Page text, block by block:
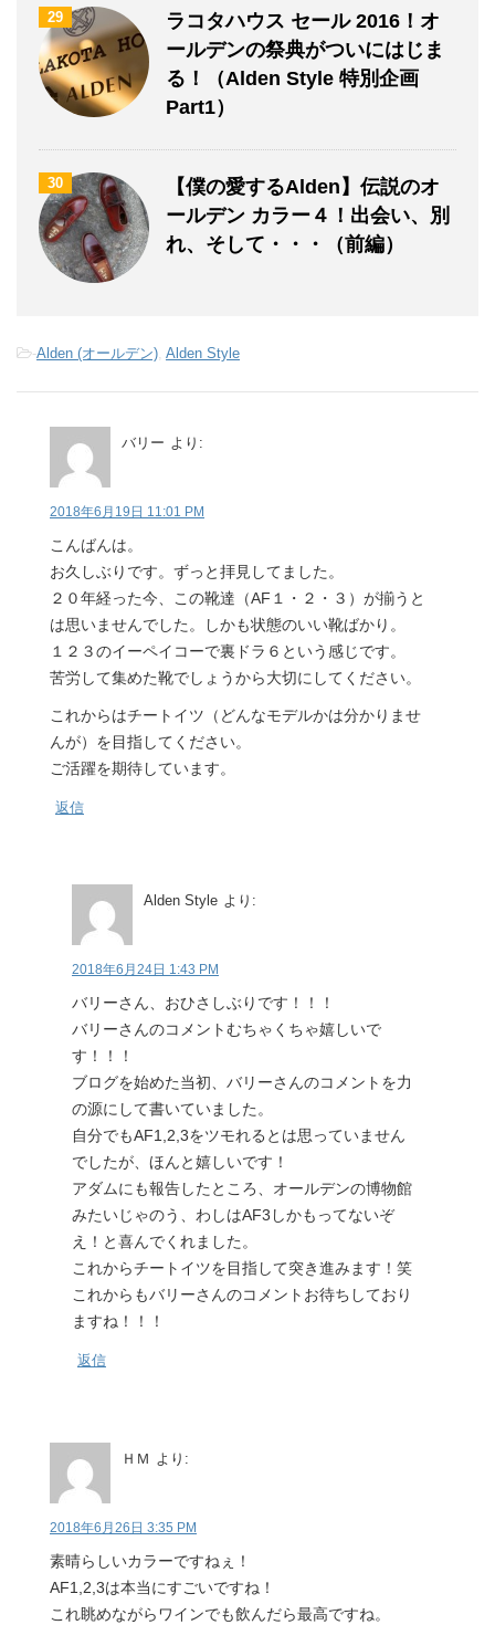
29
ラコタハウス セール 2016！オ
ールデンの祭典がついにはじま
る！（Alden Style 特別企画
Part1）
30
【僕の愛するAlden】伝説のオ
ールデン カラー４！出会い、別
れ、そして・・・（前編）
-Alden (オールデン), Alden Style
バリー より:
2018年6月19日 11:01 PM
こんばんは。
お久しぶりです。ずっと拝見してました。
２０年経った今、この靴達（AF１・２・３）が揃うと
は思いませんでした。しかも状態のいい靴ばかり。
１２３のイーペイコーで裏ドラ６という感じです。
苦労して集めた靴でしょうから大切にしてください。
これからはチートイツ（どんなモデルかは分かりませ
んが）を目指してください。
ご活躍を期待しています。
返信
Alden Style より:
2018年6月24日 1:43 PM
バリーさん、おひさしぶりです！！！
バリーさんのコメントむちゃくちゃ嬉しいで
す！！！
ブログを始めた当初、バリーさんのコメントを力
の源にして書いていました。
自分でもAF1,2,3をツモれるとは思っていません
でしたが、ほんと嬉しいです！
アダムにも報告したところ、オールデンの博物館
みたいじゃのう、わしはAF3しかもってないぞ
え！と喜んでくれました。
これからチートイツを目指して突き進みます！笑
これからもバリーさんのコメントお待ちしており
ますね！！！
返信
ＨＭ より:
2018年6月26日 3:35 PM
素晴らしいカラーですねぇ！
AF1,2,3は本当にすごいですね！
これ眺めながらワインでも飲んだら最高ですね。